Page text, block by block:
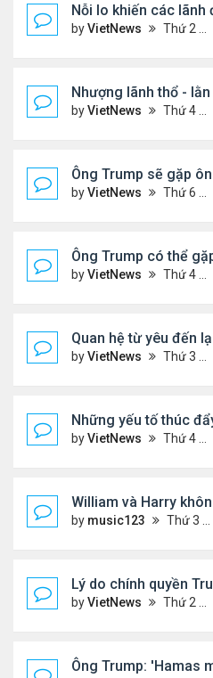
Nỗi lo khiến các lãnh
byVietNews Thứ 2 Tháng 8 18, 2025 4:12 pm
Nhượng lãnh thổ -
byVietNews Thứ 4 Tháng 8 13, 2025 5:23 pm
Ông Trump sẽ gặp
byVietNews Thứ 6 Tháng 8 08, 2025 5:03 pm
Ông Trump có thể
byVietNews Thứ 4 Tháng 8 06, 2025 4:29 pm
Quan hệ từ yêu đến
byVietNews Thứ 3 Tháng 8 05, 2025 4:59 pm
Những yếu tố thúc
byVietNews Thứ 4 Tháng 7 30, 2025 5:43 pm
William và Harry
by music123 Thứ 3 Tháng 7 29, 2025 5:03 pm
Lý do chính quyền
byVietNews Thứ 2 Tháng 7 28, 2025 5:24 pm
Ông Trump: 'Hamas